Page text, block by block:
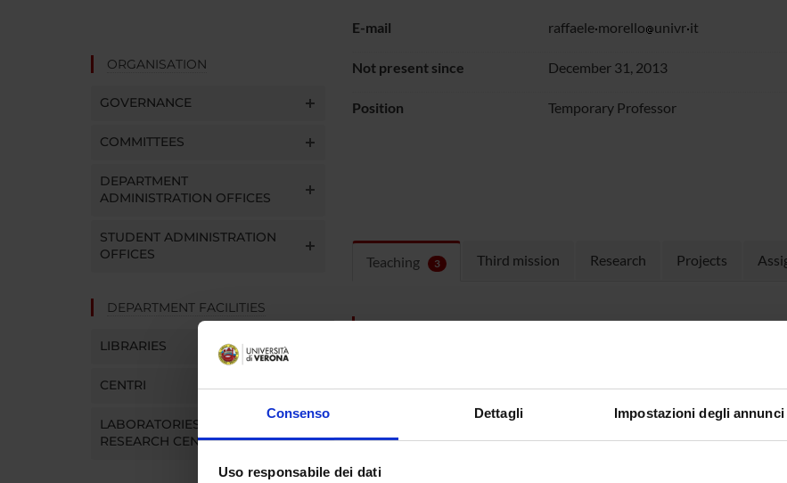
Consenso Dettagli Impostazioni degli annunci
Uso responsabile dei dati
ORGANISATION
GOVERNANCE
COMMITTEES
DEPARTMENT
ADMINISTRATION OFFICES
STUDENT ADMINISTRATION
OFFICES
DEPARTMENT FACILITIES
LIBRARIES
CENTRI
LABORATORIES AND
RESEARCH CENTRES
E-mail raffaele morello univr it
Not present since December 31, 2013
Position Temporary Professor
Teaching 3 Third mission Research Projects
MODULES
COURSE